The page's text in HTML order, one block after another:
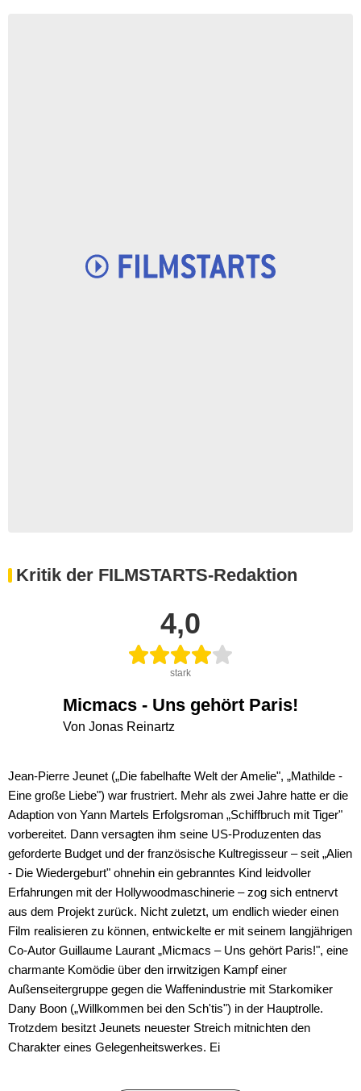
Kritik der FILMSTARTS-Redaktion
4,0
stark
Micmacs - Uns gehört Paris!
Von Jonas Reinartz
Jean-Pierre Jeunet („Die fabelhafte Welt der Amelie", „Mathilde -
Eine große Liebe") war frustriert. Mehr als zwei Jahre hatte er die
Adaption von Yann Martels Erfolgsroman „Schiffbruch mit Tiger"
vorbereitet. Dann versagten ihm seine US-Produzenten das
geforderte Budget und der französische Kultregisseur – seit „Alien
- Die Wiedergeburt" ohnehin ein gebranntes Kind leidvoller
Erfahrungen mit der Hollywoodmaschinerie – zog sich entnervt
aus dem Projekt zurück. Nicht zuletzt, um endlich wieder einen
Film realisieren zu können, entwickelte er mit seinem langjährigen
Co-Autor Guillaume Laurant „Micmacs – Uns gehört Paris!", eine
charmante Komödie über den irrwitzigen Kampf einer
Außenseitergruppe gegen die Waffenindustrie mit Starkomiker
Dany Boon („Willkommen bei den Sch'tis") in der Hauptrolle.
Trotzdem besitzt Jeunets neuester Streich mitnichten den
Charakter eines Gelegenheitswerkes. Ei